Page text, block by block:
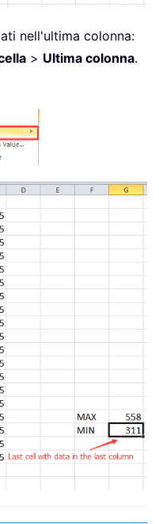
nell'ultima colonna:
> Ultima colonna.